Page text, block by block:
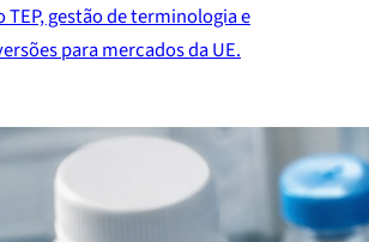
TEP, gestão de terminologia e
para mercados da UE.